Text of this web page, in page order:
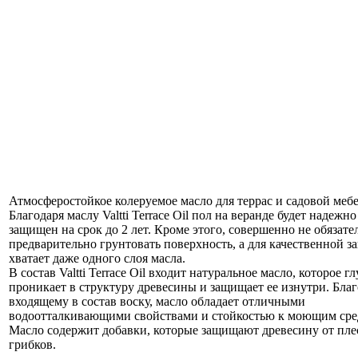
Атмосферостойкое колеруемое масло для террас и садовой
Благодаря маслу Valtti Terrace Oil пол на веранде будет надежно
защищен на срок до 2 лет. Кроме этого, совершенно не
предварительно грунтовать поверхность, а для качественной
хватает даже одного слоя масла.
В состав Valtti Terrace Oil входит натуральное масло, которое
проникает в структуру древесины и защищает ее изнутри.
входящему в состав воску, масло обладает отличными
водоотталкивающими свойствами и стойкостью к моющим
Масло содержит добавки, которые защищают древесину от
грибков.